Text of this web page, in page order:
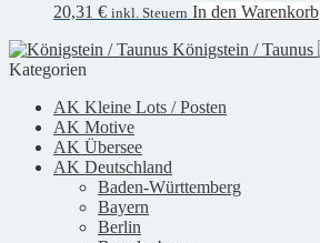
20,31 € inkl. Steuern In den Warenkorb
Königstein / Taunus
Kategorien
AK Kleine Lots / Posten
AK Motive
AK Übersee
AK Deutschland
Baden-Württemberg
Bayern
Berlin